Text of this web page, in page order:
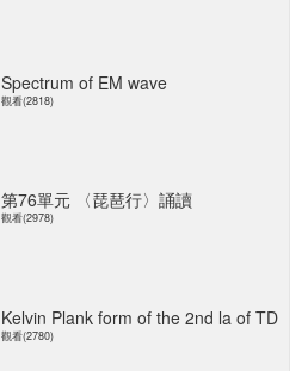
Spectrum of EM wave
觀看(2818)
第76單元 〈琵琶行〉誦讀
觀看(2978)
Kelvin Plank form of the 2nd la of TD
觀看(2780)